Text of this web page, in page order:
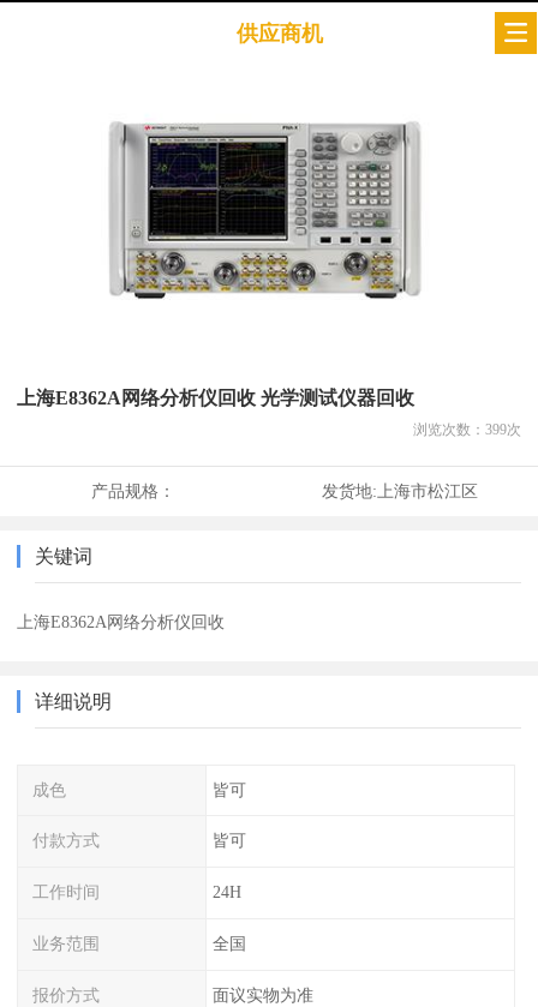
供应商机
上海E8362A网络分析仪回收 光学测试仪器回收
浏览次数： 399次
产品规格： 发货地:上海市松江区
关键词
上海E8362A网络分析仪回收
详细说明
成色 皆可
付款方式 皆可
工作时间 24H
业务范围 全国
报价方式 面议实物为准